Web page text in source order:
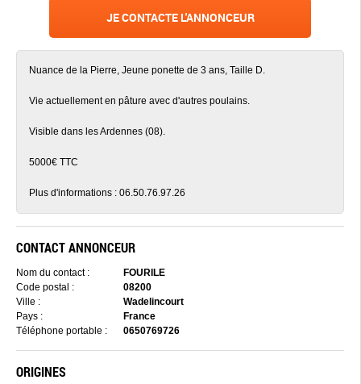
JE CONTACTE L'ANNONCEUR
Nuance de la Pierre, Jeune ponette de 3 ans, Taille D.
Vie actuellement en pâture avec d'autres poulains.
Visible dans les Ardennes (08).
5000€ TTC
Plus d'informations : 06.50.76.97.26
CONTACT ANNONCEUR
Nom du contact :
FOURILE
Code postal :
08200
Ville :
Wadelincourt
Pays :
France
Téléphone portable :
0650769726
ORIGINES